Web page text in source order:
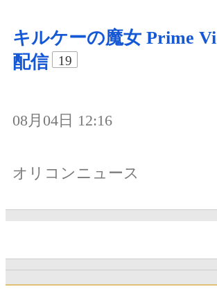
キルケーの魔女 Prime
配信
19
08月04日 12:16
オリコンニュース